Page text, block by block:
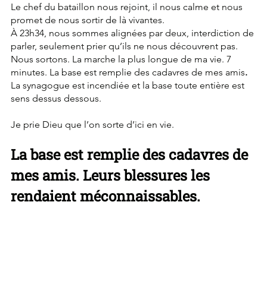
Le chef du bataillon nous rejoint, il nous calme et nous
promet de nous sortir de là vivantes.
À 23h34, nous sommes alignées par deux, interdiction de
parler, seulement prier qu’ils ne nous découvrent pas.
Nous sortons. La marche la plus longue de ma vie. 7
minutes. La base est remplie des cadavres de mes amis.
La synagogue est incendiée et la base toute entière est
sens dessus dessous.
Je prie Dieu que l’on sorte d’ici en vie.
La base est remplie des cadavres de
mes amis. Leurs blessures les
rendaient méconnaissables.